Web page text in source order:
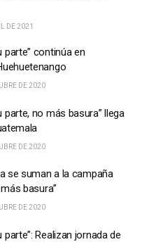
DE 2021
parte” continúa en
DE 2020
parte, no más basura” llega
DE 2020
se suman a la campaña
basura”
DE 2020
Realizan jornada de